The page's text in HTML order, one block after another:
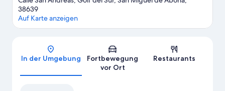
38639
Auf Karte anzeigen
In der Umgebung
Fortbewegung
vor Ort
Restaurants